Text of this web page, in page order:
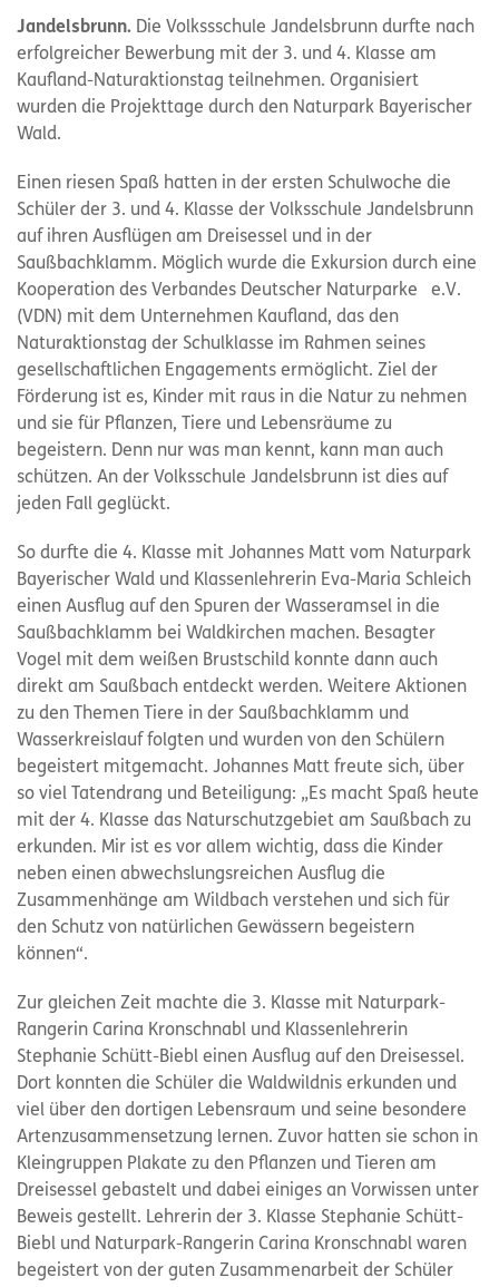
Jandelsbrunn. Die Volkssschule Jandelsbrunn durfte nach
erfolgreicher Bewerbung mit der 3. und 4. Klasse am
Kaufland-Naturaktionstag teilnehmen. Organisiert
wurden die Projekttage durch den Naturpark Bayerischer
Wald.
Einen riesen Spaß hatten in der ersten Schulwoche die
Schüler der 3. und 4. Klasse der Volksschule Jandelsbrunn
auf ihren Ausflügen am Dreisessel und in der
Saußbachklamm. Möglich wurde die Exkursion durch eine
Kooperation des Verbandes Deutscher Naturparke e.V.
(VDN) mit dem Unternehmen Kaufland, das den
Naturaktionstag der Schulklasse im Rahmen seines
gesellschaftlichen Engagements ermöglicht. Ziel der
Förderung ist es, Kinder mit raus in die Natur zu nehmen
und sie für Pflanzen, Tiere und Lebensräume zu
begeistern. Denn nur was man kennt, kann man auch
schützen. An der Volksschule Jandelsbrunn ist dies auf
jeden Fall geglückt.
So durfte die 4. Klasse mit Johannes Matt vom Naturpark
Bayerischer Wald und Klassenlehrerin Eva-Maria Schleich
einen Ausflug auf den Spuren der Wasseramsel in die
Saußbachklamm bei Waldkirchen machen. Besagter
Vogel mit dem weißen Brustschild konnte dann auch
direkt am Saußbach entdeckt werden. Weitere Aktionen
zu den Themen Tiere in der Saußbachklamm und
Wasserkreislauf folgten und wurden von den Schülern
begeistert mitgemacht. Johannes Matt freute sich, über
so viel Tatendrang und Beteiligung: „Es macht Spaß heute
mit der 4. Klasse das Naturschutzgebiet am Saußbach zu
erkunden. Mir ist es vor allem wichtig, dass die Kinder
neben einen abwechslungsreichen Ausflug die
Zusammenhänge am Wildbach verstehen und sich für
den Schutz von natürlichen Gewässern begeistern
können“.
Zur gleichen Zeit machte die 3. Klasse mit Naturpark-
Rangerin Carina Kronschnabl und Klassenlehrerin
Stephanie Schütt-Biebl einen Ausflug auf den Dreisessel.
Dort konnten die Schüler die Waldwildnis erkunden und
viel über den dortigen Lebensraum und seine besondere
Artenzusammensetzung lernen. Zuvor hatten sie schon in
Kleingruppen Plakate zu den Pflanzen und Tieren am
Dreisessel gebastelt und dabei einiges an Vorwissen unter
Beweis gestellt. Lehrerin der 3. Klasse Stephanie Schütt-
Biebl und Naturpark-Rangerin Carina Kronschnabl waren
begeistert von der guten Zusammenarbeit der Schüler